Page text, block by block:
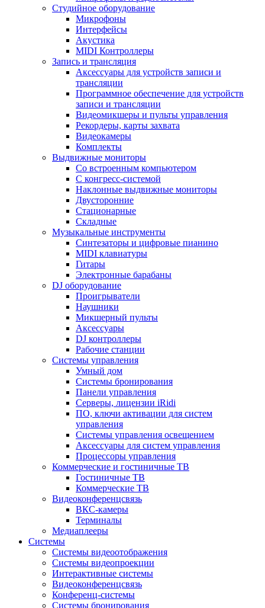
Студийное оборудование
Микрофоны
Интерфейсы
Акустика
MIDI Контроллеры
Запись и трансляция
Аксессуары для устройств записи и
трансляции
Программное обеспечение для устройств
записи и трансляции
Видеомикшеры и пульты управления
Рекордеры, карты захвата
Видеокамеры
Комплекты
Выдвижные мониторы
Со встроенным компьютером
С конгресс-системой
Наклонные выдвижные мониторы
Двусторонние
Стационарные
Складные
Музыкальные инструменты
Синтезаторы и цифровые пианино
MIDI клавиатуры
Гитары
Электронные барабаны
DJ оборудование
Проигрыватели
Наушники
Микшерный пульты
Аксессуары
DJ контроллеры
Рабочие станции
Системы управления
Умный дом
Системы бронирования
Панели управления
Серверы, лицензии iRidi
ПО, ключи активации для систем
управления
Системы управления освещением
Аксессуары для систем управления
Процессоры управления
Коммерческие и гостиничные ТВ
Гостиничные ТВ
Коммерческие ТВ
Видеоконференцсвязь
ВКС-камеры
Терминалы
Медиаплееры
Системы
Системы видеоотображения
Системы видеопроекции
Интерактивные системы
Видеоконференцсвязь
Конференц-системы
Системы бронирования